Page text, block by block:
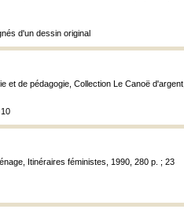
d'un dessin original
et de pédagogie, Collection Le Canoë d'argent,
Itinéraires féministes, 1990, 280 p. ; 23